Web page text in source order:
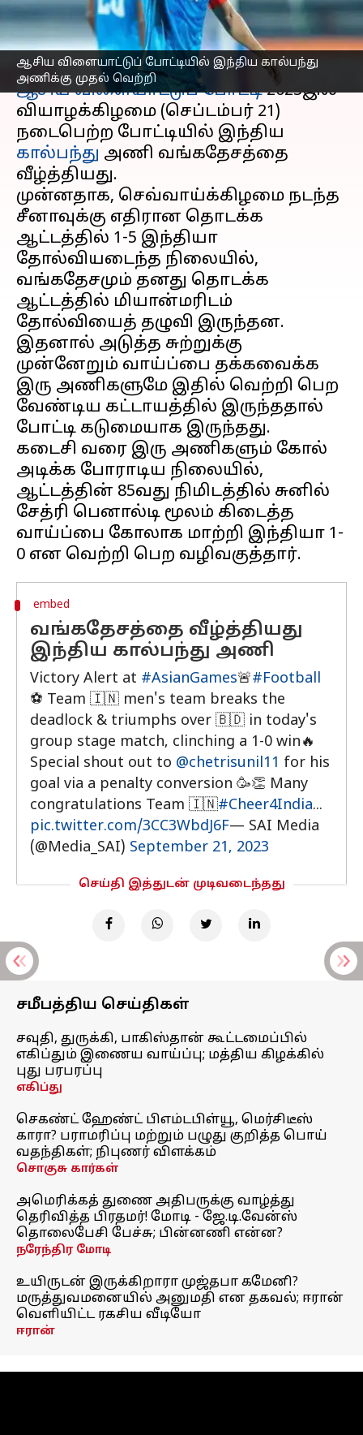
ஆசிய விளையாட்டுப் போட்டியில் இந்திய கால்பந்து
அணிக்கு முதல் வெற்றி
Sekar Chinnappan Sep 21, 2023 06:21 pm
செய்தி முன்னோட்டம்
ஆசிய விளையாட்டுப் போட்டி2023இல்
வியாழக்கிழமை (செப்டம்பர் 21)
நடைபெற்ற போட்டியில் இந்திய
கால்பந்து அணி வங்கதேசத்தை
வீழ்த்தியது.
முன்னதாக, செவ்வாய்க்கிழமை நடந்த
சீனாவுக்கு எதிரான தொடக்க
ஆட்டத்தில் 1-5 இந்தியா
தோல்வியடைந்த நிலையில்,
வங்கதேசமும் தனது தொடக்க
ஆட்டத்தில் மியான்மரிடம்
தோல்வியைத் தழுவி இருந்தன.
இதனால் அடுத்த சுற்றுக்கு
முன்னேறும் வாய்ப்பை தக்கவைக்க
இரு அணிகளுமே இதில் வெற்றி பெற
வேண்டிய கட்டாயத்தில் இருந்ததால்
போட்டி கடுமையாக இருந்தது.
கடைசி வரை இரு அணிகளும் கோல்
அடிக்க போராடிய நிலையில்,
ஆட்டத்தின் 85வது நிமிடத்தில் சுனில்
சேத்ரி பெனால்டி மூலம் கிடைத்த
வாய்ப்பை கோலாக மாற்றி இந்தியா 1-
embed
வங்கதேசத்தை வீழ்த்தியது
இந்திய கால்பந்து அணி
Victory Alert at #AsianGames🚨#Football
⚽ Team 🇮🇳 men's team breaks the
deadlock & triumphs over 🇧🇩 in today's
group stage match, clinching a 1-0 win🔥
Special shout out to @chetrisunil11 for his
goal via a penalty conversion 🥳👏 Many
congratulations Team 🇮🇳#Cheer4India...
pic.twitter.com/3CC3WbdJ6F— SAI Media
(@Media_SAI) September 21, 2023
செய்தி இத்துடன் முடிவடைந்தது
சமீபத்திய செய்திகள்
சவுதி, துருக்கி, பாகிஸ்தான் கூட்டமைப்பில்
எகிப்தும் இணைய வாய்ப்பு; மத்திய கிழக்கில்
புது பரபரப்பு
எகிப்து
செகண்ட் ஹேண்ட் பிஎம்டபிள்யூ, மெர்சிடீஸ்
காரா? பராமரிப்பு மற்றும் பழுது குறித்த பொய்
வதந்திகள்; நிபுணர் விளக்கம்
சொகுசு கார்கள்
அமெரிக்கத் துணை அதிபருக்கு வாழ்த்து
தெரிவித்த பிரதமர்! மோடி - ஜே.டி.வேன்ஸ்
தொலைபேசி பேச்சு; பின்னணி என்ன?
நரேந்திர மோடி
உயிருடன் இருக்கிறாரா முஜ்தபா கமேனி?
மருத்துவமனையில் அனுமதி என தகவல்; ஈரான்
வெளியிட்ட ரகசிய வீடியோ
ஈரான்